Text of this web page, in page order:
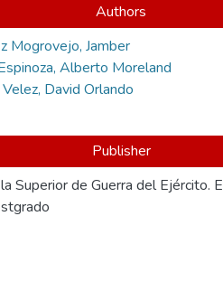
Authors
Mogrovejo, Jamber
Alberto Moreland
David Orlando
Publisher
Superior de Guerra del Ejército.